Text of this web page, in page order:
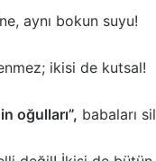
aynı bokun suyu!
ikisi de kutsal!
oğulları”, babaları